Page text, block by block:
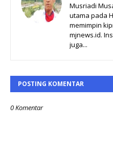
Musriadi
utama pada
memimpin
mjnews.id.
juga...
POSTING KOMENTAR
0 Komentar